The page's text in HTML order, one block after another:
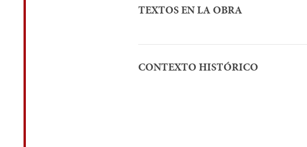
TEXTOS EN LA OBRA
CONTEXTO HISTÓRICO